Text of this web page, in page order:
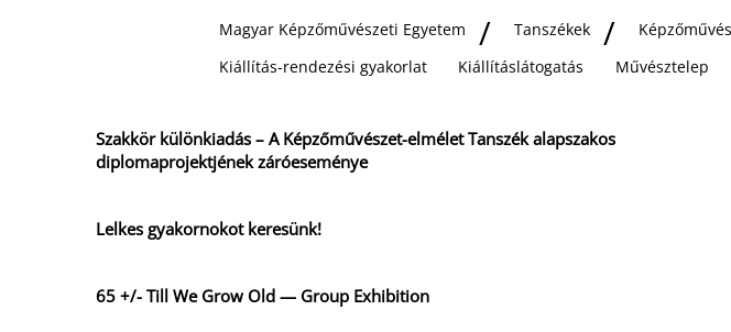
Magyar Képzőművészeti Egyetem Tanszékek
Kiállítás-rendezési gyakorlat
Kiállításlátogatás Művésztelep
Szakkör különkiadás – A Képzőművészet-elmélet Tanszék alapszakos
diplomaprojektjének záróeseménye
Lelkes gyakornokot keresünk!
65 +/- Till We Grow Old — Group Exhibition